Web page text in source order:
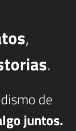
,
.
de
juntos.